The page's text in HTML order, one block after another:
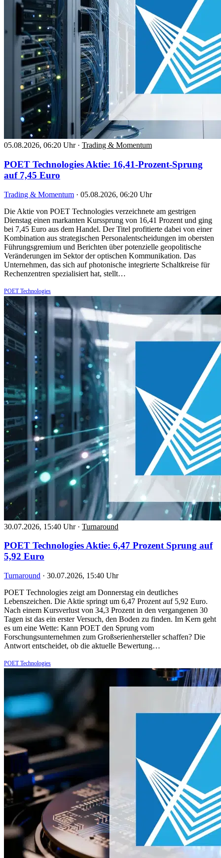
05.08.2026, 06:20 Uhr · Trading & Momentum
POET Technologies Aktie: 16,41-Prozent-Sprung
auf 7,45 Euro
Trading & Momentum · 05.08.2026, 06:20 Uhr
Die Aktie von POET Technologies verzeichnete am gestrigen
Dienstag einen markanten Kurssprung von 16,41 Prozent und ging
bei 7,45 Euro aus dem Handel. Der Titel profitierte dabei von einer
Kombination aus strategischen Personalentscheidungen im obersten
Führungsgremium und Berichten über potenzielle geopolitische
Veränderungen im Sektor der optischen Kommunikation. Das
Unternehmen, das sich auf photonische integrierte Schaltkreise für
Rechenzentren spezialisiert hat, stellt…
POET Technologies
30.07.2026, 15:40 Uhr · Turnaround
POET Technologies Aktie: 6,47 Prozent Sprung auf
5,92 Euro
Turnaround · 30.07.2026, 15:40 Uhr
POET Technologies zeigt am Donnerstag ein deutliches
Lebenszeichen. Die Aktie springt um 6,47 Prozent auf 5,92 Euro.
Nach einem Kursverlust von 34,3 Prozent in den vergangenen 30
Tagen ist das ein erster Versuch, den Boden zu finden. Im Kern geht
es um eine Wette: Kann POET den Sprung vom
Forschungsunternehmen zum Großserienhersteller schaffen? Die
Antwort entscheidet, ob die aktuelle Bewertung…
POET Technologies